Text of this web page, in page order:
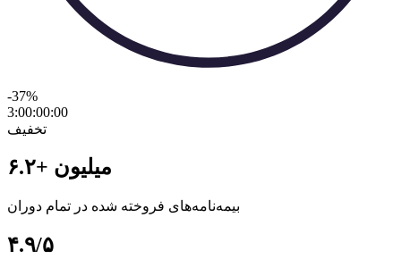
-37%
3:00:00:00
تخفیف
۶.۲+ میلیون
بیمه‌نامه‌های فروخته شده در تمام دوران
۴.۹/۵